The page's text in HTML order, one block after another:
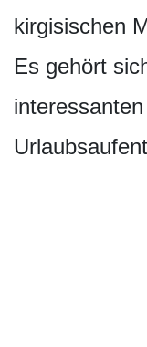
kirgisischen
Es gehört